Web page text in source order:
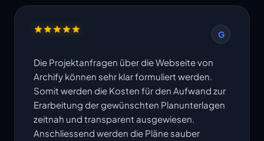
G
Die Projektanfragen über die Webseite von
Archify können sehr klar formuliert werden.
Somit werden die Kosten für den Aufwand zur
Erarbeitung der gewünschten Planunterlagen
zeitnah und transparent ausgewiesen.
Anschliessend werden die Pläne sauber